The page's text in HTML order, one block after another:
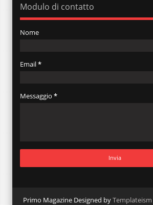
Modulo di contatto
Nome
Email*
Messaggio *
Primo Magazine Designed byTemplateism